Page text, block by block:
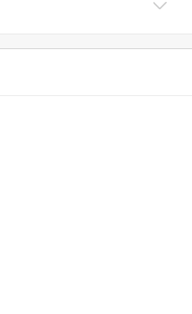
可以来找店长。
乐队的临时替补
突然出现在脑子